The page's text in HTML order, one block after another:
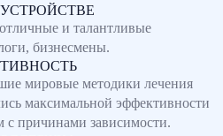
и талантливые
бизнесмены.
мировые методики лечения
максимальной эффективности
с причинами зависимости.